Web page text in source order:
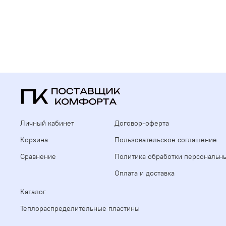
Личный кабинет
Корзина
Сравнение
Договор-оферта
Пользовательское соглашение
Политика обработки
Оплата и доставка
Каталог
Теплораспределительные пластины